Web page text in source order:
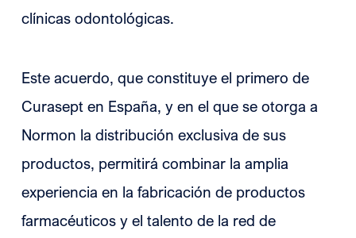
clínicas odontológicas.
Este acuerdo, que constituye el primero de
Curasept en España, y en el que se otorga a
Normon la distribución exclusiva de sus
productos, permitirá combinar la amplia
experiencia en la fabricación de productos
farmacéuticos y el talento de la red de